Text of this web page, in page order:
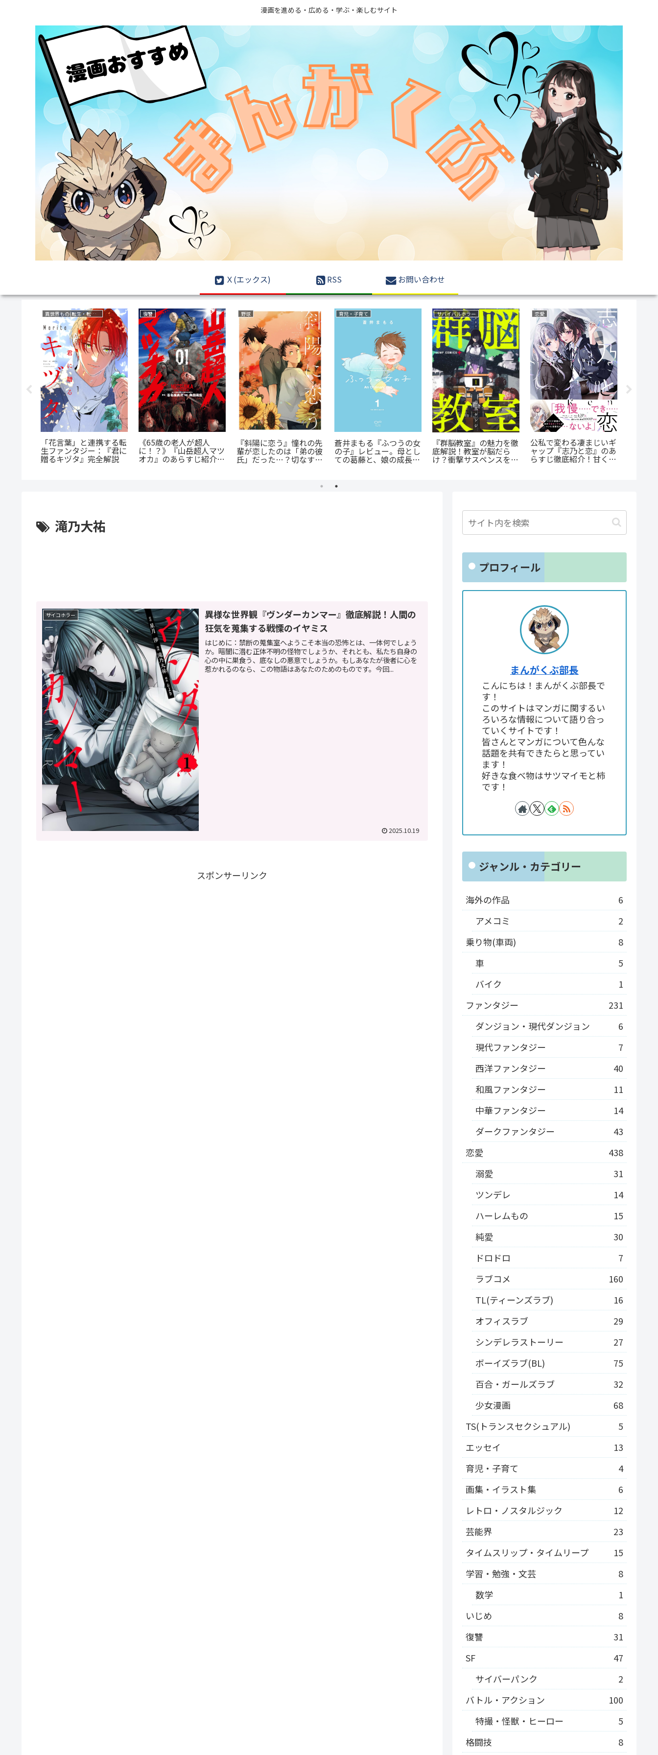
漫画を進める・広める・学ぶ・楽しむサイト
Ｘ(エックス) RSS お問い合わせ
異世界もの(転生・転移・成り上がり・異世界ファンタジー)
「花言葉」と連携する転
生ファンタジー：『君に
贈るキヅタ』完全解説
復讐
《65歳の老人が超人
に！？》『山岳超人マツ
オカ』のあらすじ紹介：
野球
『斜陽に恋う』憧れの先
輩が恋したのは「弟の彼
氏」だった…？切なすぎ
育児・子育て
蒼井まもる『ふつうの女
の子』レビュー。母とし
ての葛藤と、娘の成長に
涙が止まらない
サバイバルホラー
『群脳教室』の魅力を徹
底解説！教室が脳だら
け？衝撃サスペンスを今
恋愛
公私で変わる凄まじいギ
ャップ『志乃と恋』のあ
らすじ徹底紹介！甘くて
滝乃大祐
サイコホラー
異様な世界観『ヴンダーカンマー』徹底解説！人間の
狂気を蒐集する戦慄のイヤミス
はじめに：禁断の蒐集室へようこそ本当の恐怖とは、一体何でしょう
か。暗闇に潜む正体不明の怪物でしょうか、それとも、私たち自身の
心の中に巣食う、底なしの悪意でしょうか。もしあなたが後者に心を
惹かれるのなら、この物語はあなたのためのものです。今回...
2025.10.19
スポンサーリンク
プロフィール
まんがくぶ部長
こんにちは！まんがくぶ部長で
す！
このサイトはマンガに関するい
ろいろな情報について語り合っ
ていくサイトです！
皆さんとマンガについて色んな
話題を共有できたらと思ってい
ます！
好きな食べ物はサツマイモと柿
です！
ジャンル・カテゴリー
海外の作品
6
アメコミ
2
乗り物(車両)
8
車
5
バイク
1
ファンタジー
231
ダンジョン・現代ダンジョン
6
現代ファンタジー
7
西洋ファンタジー
40
和風ファンタジー
11
中華ファンタジー
14
ダークファンタジー
43
恋愛
438
溺愛
31
ツンデレ
14
ハーレムもの
15
純愛
30
ドロドロ
7
ラブコメ
160
TL(ティーンズラブ)
16
オフィスラブ
29
シンデレラストーリー
27
ボーイズラブ(BL)
75
百合・ガールズラブ
32
少女漫画
68
TS(トランスセクシュアル)
5
エッセイ
13
育児・子育て
4
画集・イラスト集
6
レトロ・ノスタルジック
12
芸能界
23
タイムスリップ・タイムリープ
15
学習・勉強・文芸
8
数学
1
いじめ
8
復讐
31
SF
47
サイバーパンク
2
バトル・アクション
100
特撮・怪獣・ヒーロー
5
格闘技
8